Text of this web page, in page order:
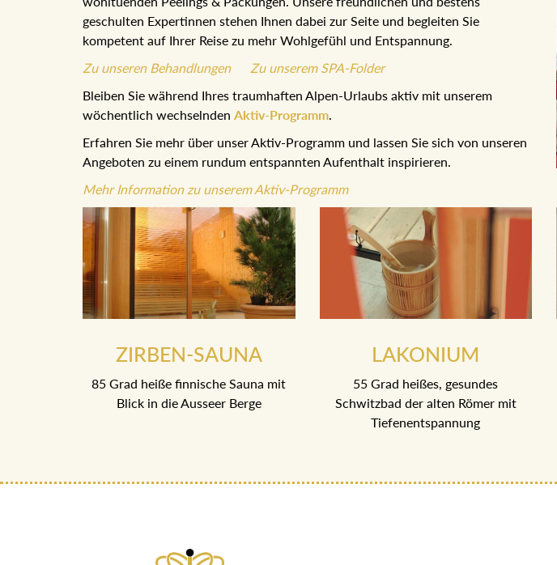
geschulten Expertinnen stehen Ihnen dabei zur Seite und begleiten Sie
kompetent auf Ihrer Reise zu mehr Wohlgefühl und Entspannung.
Zu unseren Behandlungen
Zu unserem SPA-Folder
Bleiben Sie während Ihres traumhaften Alpen-Urlaubs aktiv mit unserem
wöchentlich wechselnden Aktiv-Programm
Erfahren Sie mehr über unser Aktiv-Programm und lassen Sie sich von unseren
Angeboten zu einem rundum entspannten Aufenthalt inspirieren.
Mehr Information zu unserem Aktiv-Programm
ZIRBEN-SAUNA
85 Grad heiße finnische Sauna mit
Blick in die Ausseer Berge
LAKONIUM
55 Grad heißes, gesundes
Schwitzbad der alten Römer mit
Tiefenentspannung